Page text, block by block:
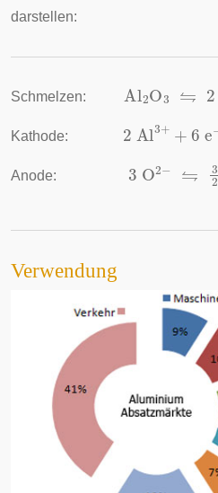
darstellen:
Schmelzen:
3⇋2 +3
Kathode:
+ e−⟶ 2
Anode:
32 O2 −
Verwendung